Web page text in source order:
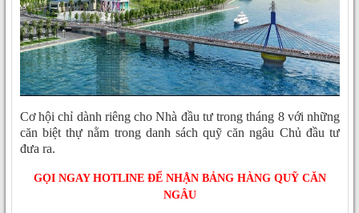
Cơ hội chỉ dành riêng cho Nhà đầu tư trong tháng 8 với những
căn biệt thự nằm trong danh sách quỹ căn ngâu Chủ đầu tư
đưa ra.
GỌI NGAY HOTLINE ĐỂ NHẬN BẢNG HÀNG QUỸ CĂN
NGÂU